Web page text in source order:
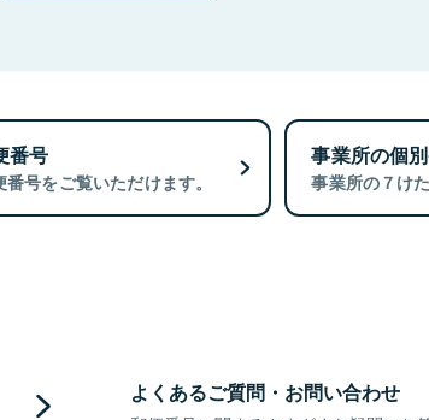
番号
号をご覧いただけます。
事業所の個
事業所の７け
よくあるご質問・お問い合わせ